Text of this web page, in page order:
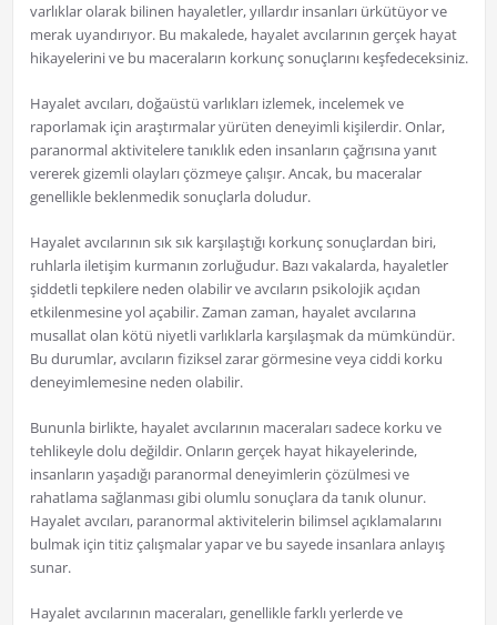
varlıklar olarak bilinen hayaletler, yıllardır insanları ürkütüyor ve
merak uyandırıyor. Bu makalede, hayalet avcılarının gerçek hayat
hikayelerini ve bu maceraların korkunç sonuçlarını keşfedeceksiniz.
Hayalet avcıları, doğaüstü varlıkları izlemek, incelemek ve
raporlamak için araştırmalar yürüten deneyimli kişilerdir. Onlar,
paranormal aktivitelere tanıklık eden insanların çağrısına yanıt
vererek gizemli olayları çözmeye çalışır. Ancak, bu maceralar
genellikle beklenmedik sonuçlarla doludur.
Hayalet avcılarının sık sık karşılaştığı korkunç sonuçlardan biri,
ruhlarla iletişim kurmanın zorluğudur. Bazı vakalarda, hayaletler
şiddetli tepkilere neden olabilir ve avcıların psikolojik açıdan
etkilenmesine yol açabilir. Zaman zaman, hayalet avcılarına
musallat olan kötü niyetli varlıklarla karşılaşmak da mümkündür.
Bu durumlar, avcıların fiziksel zarar görmesine veya ciddi korku
deneyimlemesine neden olabilir.
Bununla birlikte, hayalet avcılarının maceraları sadece korku ve
tehlikeyle dolu değildir. Onların gerçek hayat hikayelerinde,
insanların yaşadığı paranormal deneyimlerin çözülmesi ve
rahatlama sağlanması gibi olumlu sonuçlara da tanık olunur.
Hayalet avcıları, paranormal aktivitelerin bilimsel açıklamalarını
bulmak için titiz çalışmalar yapar ve bu sayede insanlara anlayış
sunar.
Hayalet avcılarının maceraları, genellikle farklı yerlerde ve